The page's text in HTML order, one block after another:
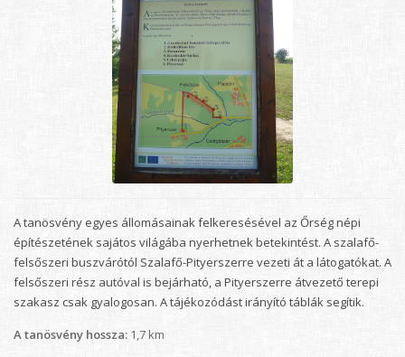
A tanösvény egyes állomásainak felkeresésével az Őrség népi
építészetének sajátos világába nyerhetnek betekintést. A szalafő-
felsőszeri buszvárótól Szalafő-Pityerszerre vezeti át a látogatókat. A
felsőszeri rész autóval is bejárható, a Pityerszerre átvezető terepi
szakasz csak gyalogosan. A tájékozódást irányító táblák segítik.
A tanösvény hossza: 1,7 km